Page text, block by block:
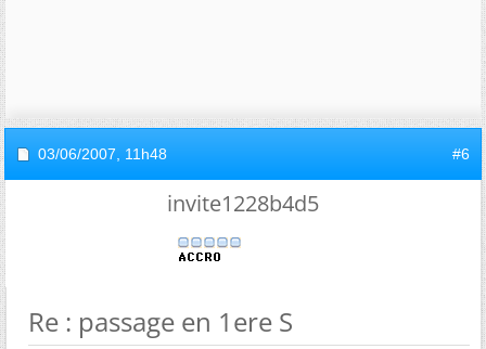
03/06/2007, 11h48 #6
invite1228b4d5
Re : passage en 1ere S